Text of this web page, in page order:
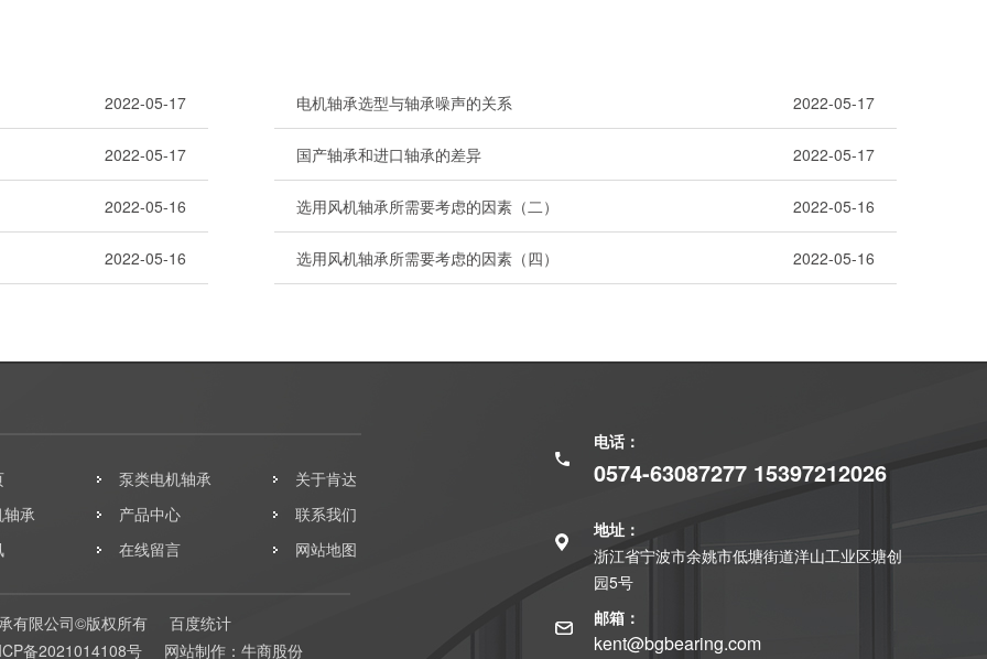
2022-05-17 电机轴承选型与轴承噪声的关系 2022-05-17
2022-05-17 国产轴承和进口轴承的差异 2022-05-17
2022-05-16 选用风机轴承所需要考虑的因素（二） 2022-05-16
2022-05-16 选用风机轴承所需要考虑的因素（四） 2022-05-16
泵类电机轴承
关于肯达
承
产品中心
联系我们
在线留言 网站地图
有限公司©版权所有
百度统计
备2021014108号
网站制作： 牛商股份
电话：
0574-63087277 15397212026
地址：
浙江省宁波市余姚市低塘街道洋山工业区塘创
园5号
邮箱：
kent@bgbearing.com